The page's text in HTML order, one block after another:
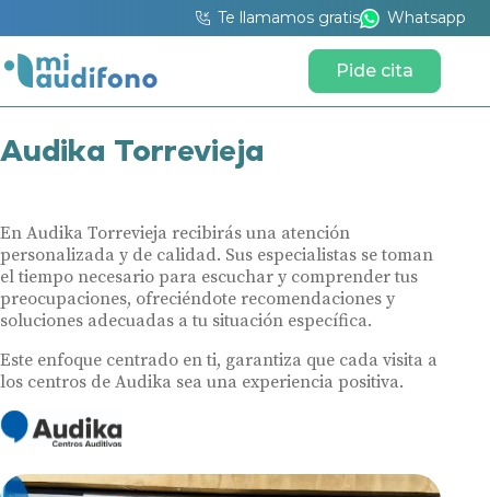
Te llamamos gratis Whatsapp
Pide cita
Audika Torrevieja
En Audika Torrevieja recibirás una atención
personalizada y de calidad. Sus especialistas se toman
el tiempo necesario para escuchar y comprender tus
preocupaciones, ofreciéndote recomendaciones y
soluciones adecuadas a tu situación específica.
Este enfoque centrado en ti, garantiza que cada visita a
los centros de Audika sea una experiencia positiva.